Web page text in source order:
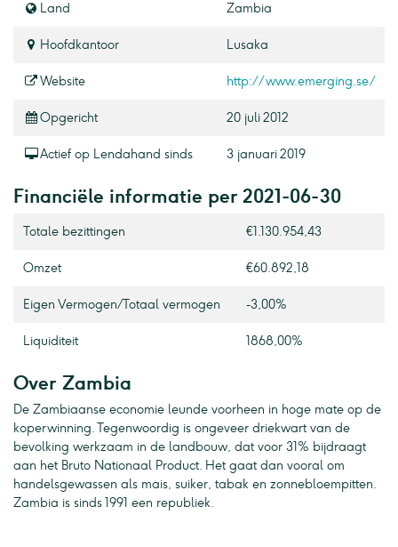
Land Zambia
Hoofdkantoor Lusaka
Website http://www.emerging.se/
Opgericht 20 juli 2012
Actief op Lendahand sinds 3 januari 2019
Financiële informatie per 2021-06-30
Totale bezittingen €1.130.954,43
Omzet €60.892,18
Eigen Vermogen / Totaal vermogen -3,00%
Liquiditeit 1868,00%
Over Zambia
De Zambiaanse economie leunde voorheen in hoge mate op de
koperwinning. Tegenwoordig is ongeveer driekwart van de
bevolking werkzaam in de landbouw, dat voor 31% bijdraagt
aan het Bruto Nationaal Product. Het gaat dan vooral om
handelsgewassen als mais, suiker, tabak en zonnebloempitten.
Zambia is sinds 1991 een republiek.